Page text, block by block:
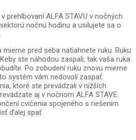
prehlbovaní ALFA STAVU v nočných
nočnú hodinu a usilujete sa o
pred seba natiahnete ruku. Ruku
ste náhodou zaspali, tak vaša ruka
Po zobudení ruku znovu mierne
systém vám nedovolí zaspať.
ktoré ste prevádzali v nižších
aj v nočnom ALFA STAVE.
cvičenia spojeného s riešením
ďalej spať.